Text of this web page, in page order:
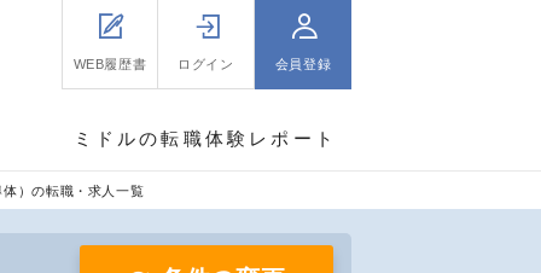
WEB履歴書 ログイン 会員登録
ミドルの転職体験レポート
）の転職・求人一覧